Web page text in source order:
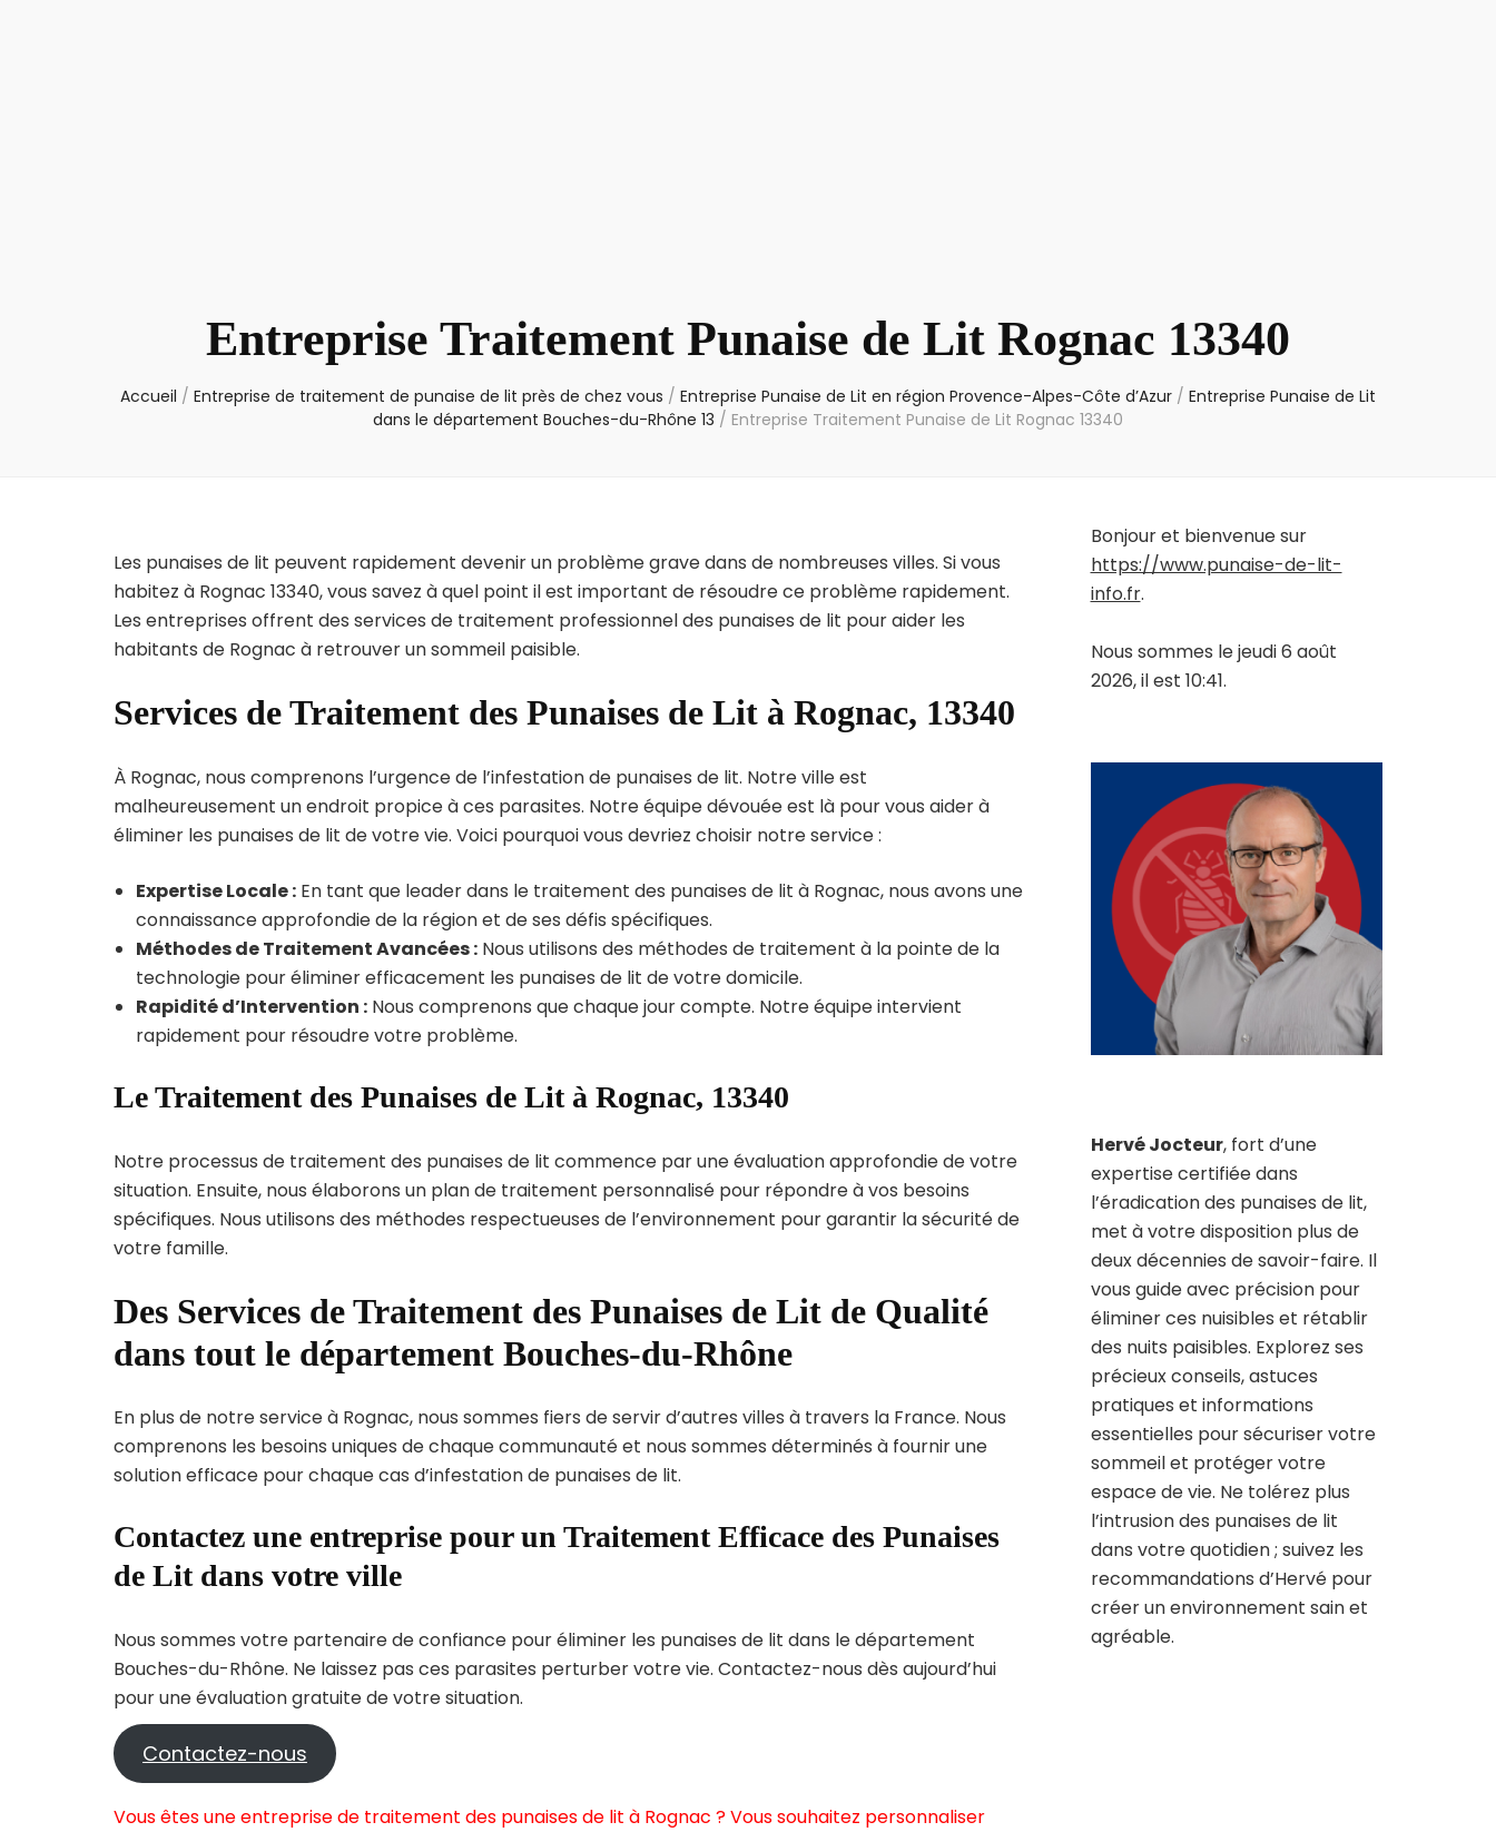
Entreprise Traitement Punaise de Lit Rognac 13340
Accueil / Entreprise de traitement de punaise de lit près de chez vous / Entreprise Punaise de Lit en région Provence-Alpes-Côte d’Azur / Entreprise Punaise de Lit
dans le département Bouches-du-Rhône 13 / Entreprise Traitement Punaise de Lit Rognac 13340
Les punaises de lit peuvent rapidement devenir un problème grave dans de nombreuses villes. Si vous
habitez à Rognac 13340, vous savez à quel point il est important de résoudre ce problème rapidement.
Les entreprises offrent des services de traitement professionnel des punaises de lit pour aider les
habitants de Rognac à retrouver un sommeil paisible.
Services de Traitement des Punaises de Lit à Rognac, 13340
À Rognac, nous comprenons l’urgence de l’infestation de punaises de lit. Notre ville est
malheureusement un endroit propice à ces parasites. Notre équipe dévouée est là pour vous aider à
éliminer les punaises de lit de votre vie. Voici pourquoi vous devriez choisir notre service :
Expertise Locale : En tant que leader dans le traitement des punaises de lit à Rognac, nous avons une
connaissance approfondie de la région et de ses défis spécifiques.
Méthodes de Traitement Avancées : Nous utilisons des méthodes de traitement à la pointe de la
technologie pour éliminer efficacement les punaises de lit de votre domicile.
Rapidité d’Intervention : Nous comprenons que chaque jour compte. Notre équipe intervient
rapidement pour résoudre votre problème.
Le Traitement des Punaises de Lit à Rognac, 13340
Notre processus de traitement des punaises de lit commence par une évaluation approfondie de votre
situation. Ensuite, nous élaborons un plan de traitement personnalisé pour répondre à vos besoins
spécifiques. Nous utilisons des méthodes respectueuses de l’environnement pour garantir la sécurité de
votre famille.
Des Services de Traitement des Punaises de Lit de Qualité
dans tout le département Bouches-du-Rhône
En plus de notre service à Rognac, nous sommes fiers de servir d’autres villes à travers la France. Nous
comprenons les besoins uniques de chaque communauté et nous sommes déterminés à fournir une
solution efficace pour chaque cas d’infestation de punaises de lit.
Contactez une entreprise pour un Traitement Efficace des Punaises
de Lit dans votre ville
Nous sommes votre partenaire de confiance pour éliminer les punaises de lit dans le département
Bouches-du-Rhône. Ne laissez pas ces parasites perturber votre vie. Contactez-nous dès aujourd’hui
pour une évaluation gratuite de votre situation.
Contactez-nous
Vous êtes une entreprise de traitement des punaises de lit à Rognac ? Vous souhaitez personnaliser
Bonjour et bienvenue sur
https://www.punaise-de-lit-
info.fr.
Nous sommes le jeudi 6 août
2026, il est 10:41.
Hervé Jocteur, fort d’une
expertise certifiée dans
l’éradication des punaises de lit,
met à votre disposition plus de
deux décennies de savoir-faire. Il
vous guide avec précision pour
éliminer ces nuisibles et rétablir
des nuits paisibles. Explorez ses
précieux conseils, astuces
pratiques et informations
essentielles pour sécuriser votre
sommeil et protéger votre
espace de vie. Ne tolérez plus
l’intrusion des punaises de lit
dans votre quotidien ; suivez les
recommandations d’Hervé pour
créer un environnement sain et
agréable.